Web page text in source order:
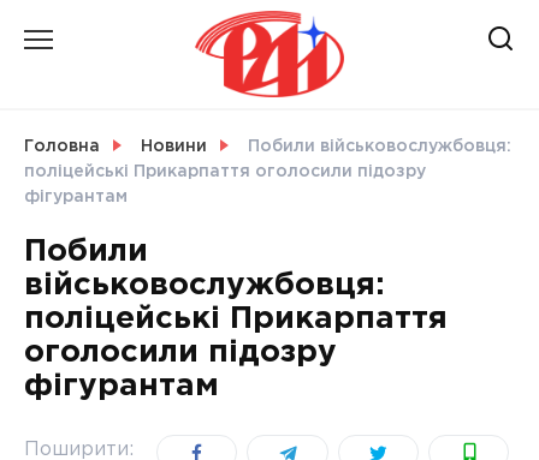
СВІТ
УКРАЇНА
Головна Новини
Побили військовослужбовця:
поліцейські Прикарпаття оголосили підозру
фігурантам
Побили
військовослужбовця:
поліцейські Прикарпаття
оголосили підозру
фігурантам
Поширити: